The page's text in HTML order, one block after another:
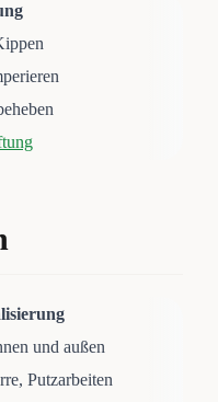
und außen
Putzarbeiten